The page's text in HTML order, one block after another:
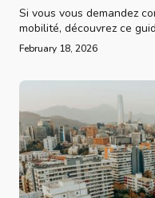
Si vous vous demandez
mobilité, découvrez ce
February 18, 2026